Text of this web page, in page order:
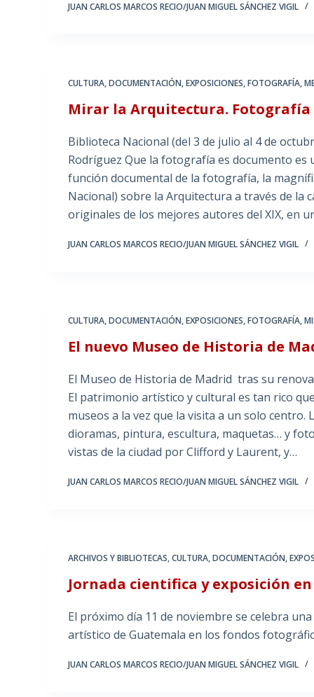
JUAN CARLOS MARCOS RECIO/JUAN MIGUEL SÁNCHEZ VIGIL
CULTURA,DOCUMENTACIÓN,EXPOSICIONES,FOTOGRAFÍA,
Mirar la Arquitectura. Fotografía
Biblioteca Nacional (del 3 de julio al 4 de
Rodríguez Que la fotografía es documento
función documental de la fotografía, la
Nacional) sobre la Arquitectura a través de la
originales de los mejores autores del XIX, en
JUAN CARLOS MARCOS RECIO/JUAN MIGUEL SÁNCHEZ VIGIL
CULTURA,DOCUMENTACIÓN,EXPOSICIONES,FOTOGRAFÍA,
El nuevo Museo de Historia de
El Museo de Historia de Madrid tras su
El patrimonio artístico y cultural es tan rico
museos a la vez que la visita a un solo
dioramas, pintura, escultura, maquetas… y
vistas de la ciudad por Clifford y Laurent, y…
JUAN CARLOS MARCOS RECIO/JUAN MIGUEL SÁNCHEZ VIGIL
ARCHIVOS Y BIBLIOTECAS,CULTURA,DOCUMENTACIÓN,
Jornada cientifica y exposición en
El próximo día 11 de noviembre se celebra
artístico de Guatemala en los fondos
JUAN CARLOS MARCOS RECIO/JUAN MIGUEL SÁNCHEZ VIGIL